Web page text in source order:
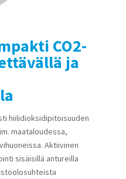
CO2-
ja
hiilidioksidipitoisuuden
maataloudessa,
Aktiivinen
sisäisillä antureilla